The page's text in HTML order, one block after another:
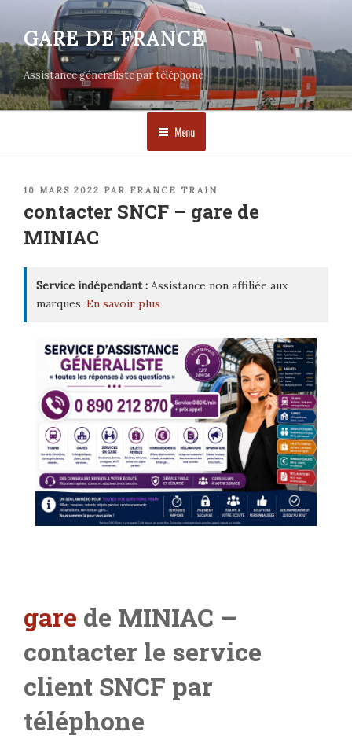
contenu
principal
GARE DE FRANCE
Assistance généraliste par téléphone
Menu
PUBLIÉ
10 MARS 2022 PAR FRANCE TRAIN
contacter SNCF – gare de
MINIAC
Service indépendant : Assistance non affiliée aux
marques. En savoir plus
gare de MINIAC –
contacter le service
client SNCF par
téléphone